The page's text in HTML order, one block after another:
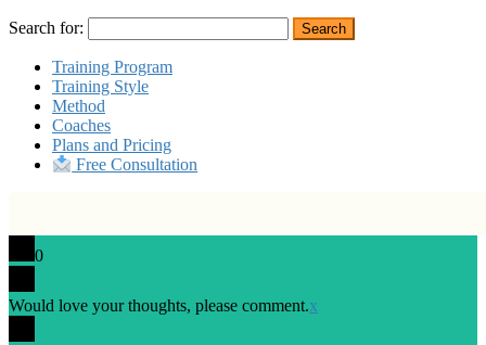
Search for:
Training Program
Training Style
Method
Coaches
Plans and Pricing
Free Consultation
0
Would love your thoughts, please comment.x